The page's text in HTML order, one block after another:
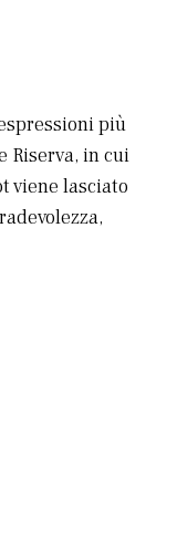
più
Riserva, in cui
viene lasciato